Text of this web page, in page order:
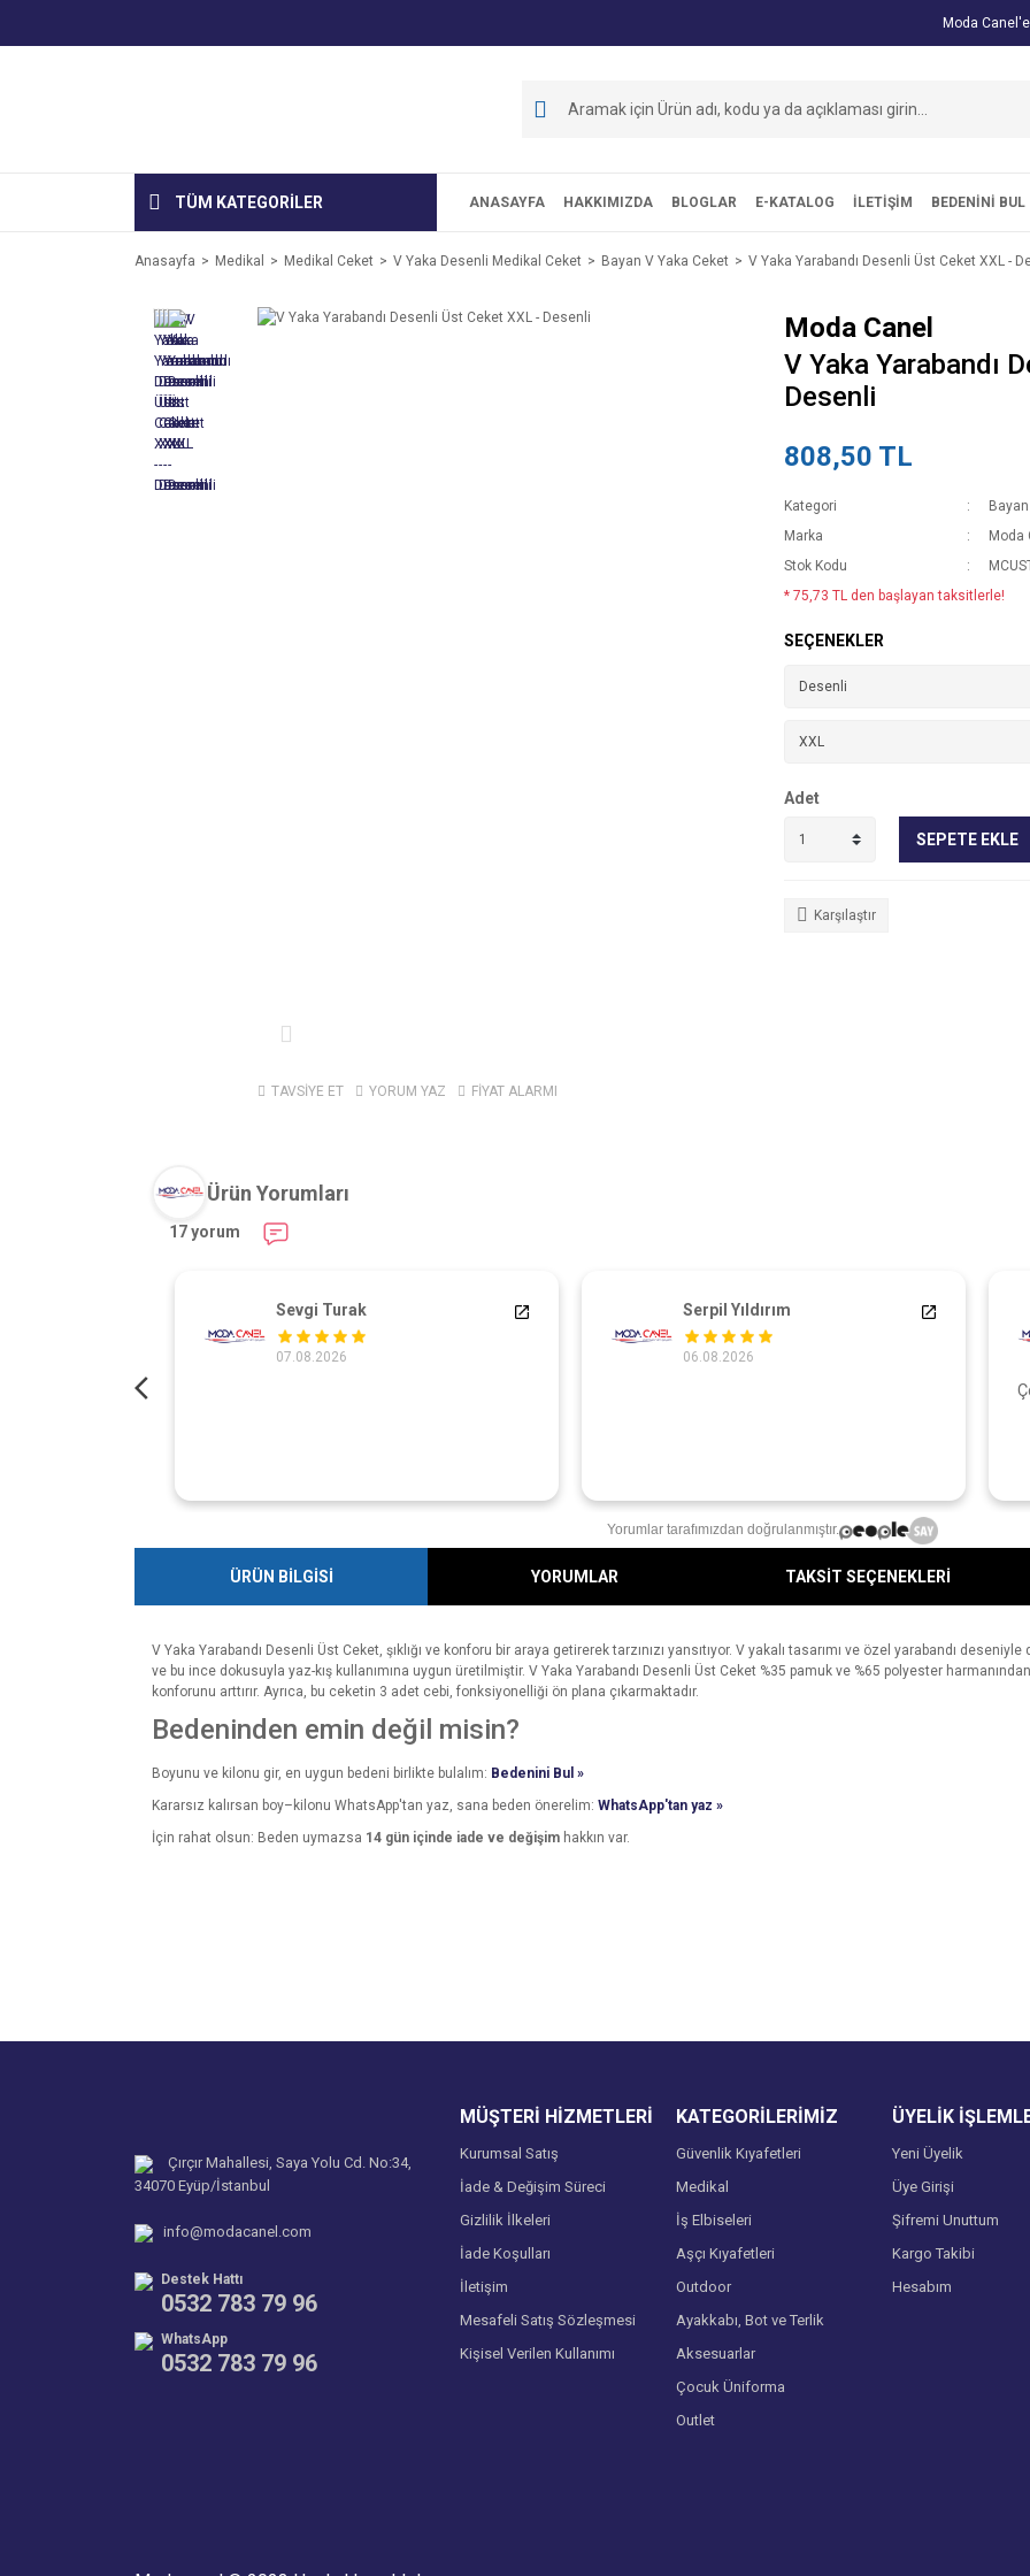
Moda
TÜM KATEGORİLER ANASAYFA HAKKIMIZDA BLOGLAR E-KATALOG İLETİŞİM BEDENİNİ BUL
Anasayfa Medikal Medikal Ceket V Yaka Desenli Medikal Ceket Bayan V Yaka Ceket V Yaka Yarabandı Desenli Üst Ceket XXL -
TAVSİYE ET YORUM YAZ FİYAT ALARMI
Moda Canel
V Yaka Yarabandı
Desenli
808,50 TL
Kategori
Marka
Moda
Stok Kodu
* 75,73 TL den başlayan taksitlerle!
SEÇENEKLER
Adet
SEPETE EKLE
Karşılaştır
Ürün Yorumları
17 yorum
Sevgi Turak
07.08.2026
Serpil Yıldırım
06.08.2026
Yorumlar tarafımızdan doğrulanmıştır.
ÜRÜN BİLGİSİ YORUMLAR TAKSİT SEÇENEKLERİ
V Yaka Yarabandı Desenli Üst Ceket, şıklığı ve konforu bir araya getirerek tarzınızı yansıtıyor. V yakalı tasarımı ve özel yarabandı
ve bu ince dokusuyla yaz-kış kullanımına uygun üretilmiştir. V Yaka Yarabandı Desenli Üst Ceket %35 pamuk ve %65 polyester harmanından
konforunu arttırır. Ayrıca, bu ceketin 3 adet cebi, fonksiyonelliği ön plana çıkarmaktadır.
Bedeninden emin değil misin?
Boyunu ve kilonu gir, en uygun bedeni birlikte bulalım: Bedenini Bul »
Kararsız kalırsan boy–kilonu WhatsApp'tan yaz, sana beden önerelim: WhatsApp'tan yaz »
İçin rahat olsun: Beden uymazsa 14 gün içinde iade ve değişim hakkın var.
Çırçır Mahallesi, Saya Yolu Cd. No:34,
34070 Eyüp/İstanbul
info@modacanel.com
Destek Hattı
0532 783 79 96
WhatsApp
0532 783 79 96
MÜŞTERİ HİZMETLERİ
Kurumsal Satış
İade & Değişim Süreci
Gizlilik İlkeleri
İade Koşulları
İletişim
Mesafeli Satış Sözleşmesi
Kişisel Verilen Kullanımı
KATEGORİLERİMİZ
Güvenlik Kıyafetleri
Medikal
İş Elbiseleri
Aşçı Kıyafetleri
Outdoor
Ayakkabı, Bot ve Terlik
Aksesuarlar
Çocuk Üniforma
Outlet
ÜYELİK
Yeni Üyelik
Üye Girişi
Şifremi Unuttum
Kargo Takibi
Hesabım